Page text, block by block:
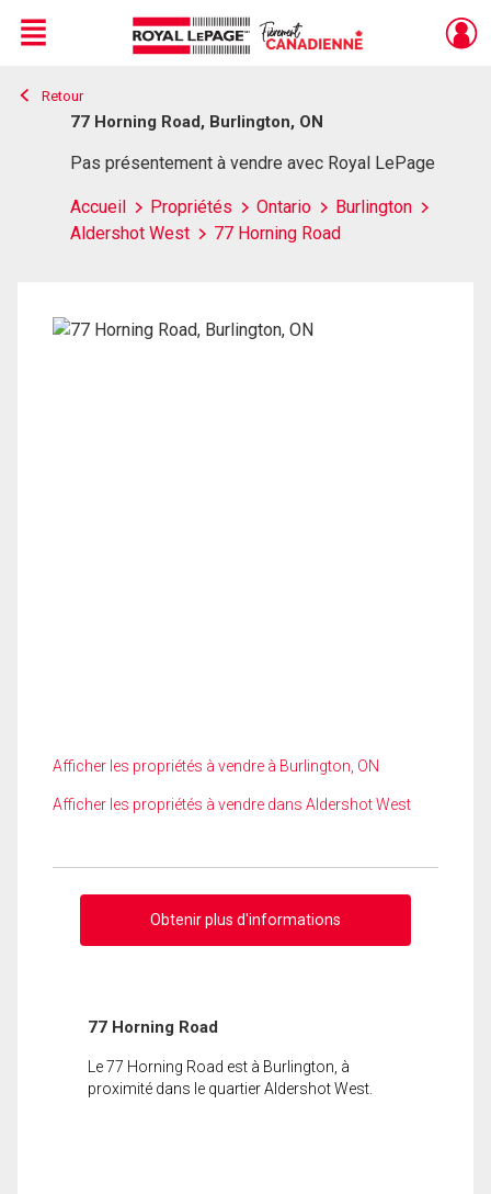
Live
En Direct
Menu
Retour
77 Horning Road, Burlington, ON
Pas présentement à vendre avec Royal LePage
Accueil Propriétés Ontario
Burlington
Aldershot West
77 Horning Road
Afficher les propriétés à vendre à Burlington, ON
Afficher les propriétés à vendre dans Aldershot West
Obtenir plus d'informations
77 Horning Road
Le 77 Horning Road est à Burlington, à
proximité dans le quartier Aldershot West.